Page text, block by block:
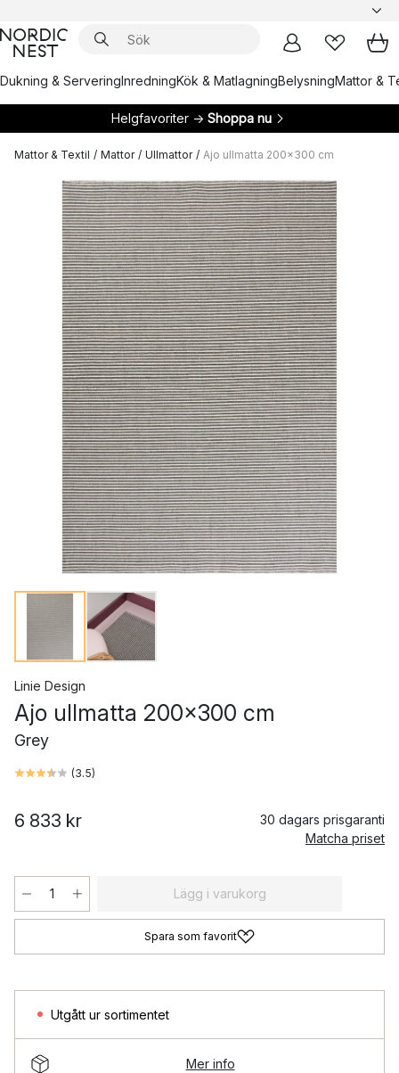
Dukning & ServeringInredningKök & MatlagningBelysningMattor &
Helgfavoriter → Shoppa nu
Mattor & Textil / Mattor / Ullmattor / Ajo ullmatta 200x300 cm
Linie Design
Ajo ullmatta 200x300 cm
Grey
(3.5)
6 833 kr
30 dagars prisgaranti
Matcha priset
Lägg i varukorg
Spara som favorit
Utgått ur sortimentet
Mer info